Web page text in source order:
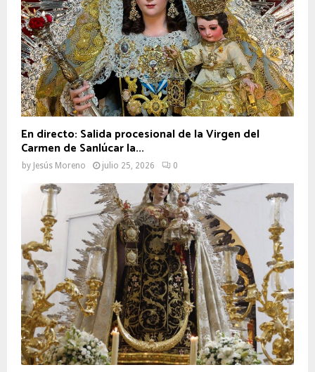
En directo: Salida procesional de la Virgen del
Carmen de Sanlúcar la...
by Jesús Moreno julio 25, 2026 0